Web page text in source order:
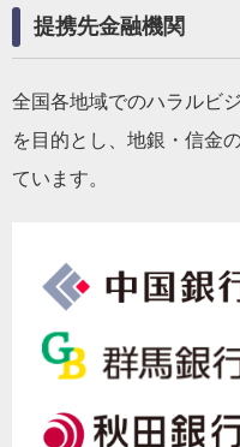
提携先金融機関
全国各地域でのハラルビ
を目的とし、地銀・信金
ています。